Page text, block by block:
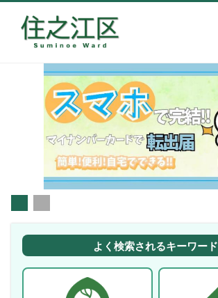
よく検索されるキーワード